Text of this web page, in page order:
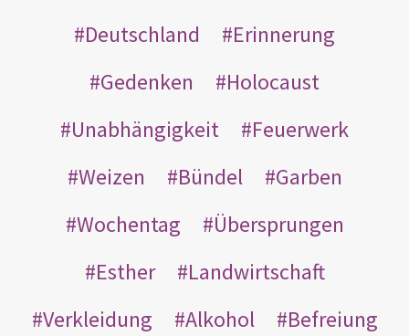
Deutschland
Erinnerung
Gedenken
Holocaust
Unabhängigkeit
Feuerwerk
Weizen
Bündel
Garben
Wochentag
Übersprungen
Esther
Landwirtschaft
Verkleidung
Alkohol
Befreiung